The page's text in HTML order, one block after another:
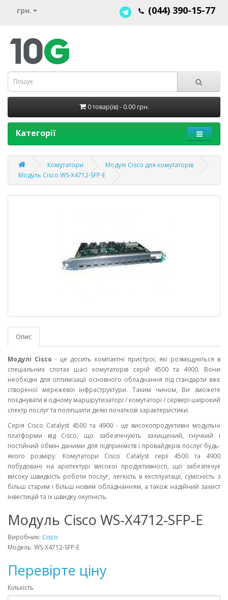
грн. (044) 390-15-77
0 товар(ів) - 0.00 грн.
Категорії
Комутатори
Модулі Cisco для комутаторів
Модуль Cisco WS-X4712-SFP-E
Опис
Модулі Cisco - це досить компактні пристрої, які розміщуються в
спеціальних слотах шасі комутаторів серій 4500 та 4900. Вони
необхідні для оптимізації основного обладнання під стандарти вже
створеної мережевої інфраструктури. Таким чином, Ви зможете
поєднувати в одному маршрутизаторі / комутаторі / сервері широкий
спектр послуг та поліпшити деякі початкові характеристики.
Серія Cisco Catalyst 4500 та 4900 - це високопродуктивні модульні
платформи від Cisco, що забезпечують захищений, гнучкий і
постійний обмін даними для підприємств і провайдерів послуг будь-
якого розміру. Комутатори Cisco Catalyst серії 4500 та 4900
побудовані на архітектурі високої продуктивності, що забезпечує
високу швидкість роботи послуг, легкість в експлуатації, сумісність з
більш старим і більш новим обладнанням, а також надійний захист
інвестицій та їх швидку окупність.
Модуль Cisco WS-X4712-SFP-E
Виробник: Cisco
Модель: WS-X4712-SFP-E
Перевірте ціну
Кількість